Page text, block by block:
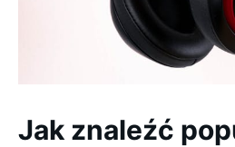
Jak znaleźć